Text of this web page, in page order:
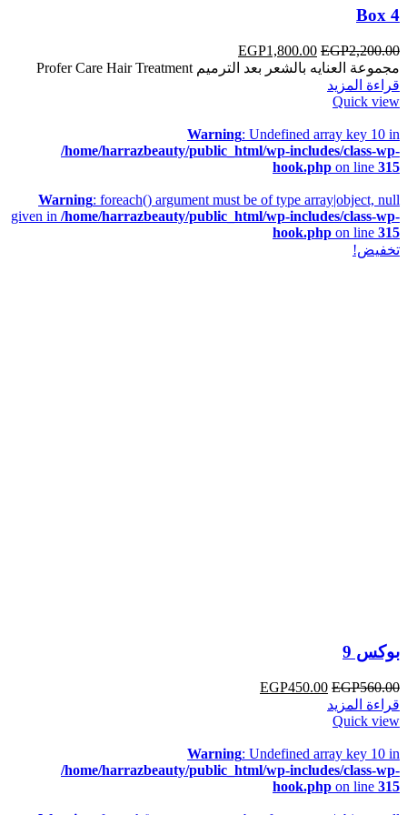
Box 4
EGP2,200.00
EGP1,800.00
مجموعة العنايه بالشعر بعد الترميم Profer Care Hair Treatment
قراءة المزيد
Quick view
Warning: Undefined array key 10 in
/home/harrazbeauty/public_html/wp-includes/class-wp-
hook.php on line 315
Warning: foreach() argument must be of type array|object, null
given in /home/harrazbeauty/public_html/wp-includes/class-wp-
hook.php on line 315
تخفيض!
بوكس 9
EGP560.00
EGP450.00
قراءة المزيد
Quick view
Warning: Undefined array key 10 in
/home/harrazbeauty/public_html/wp-includes/class-wp-
hook.php on line 315